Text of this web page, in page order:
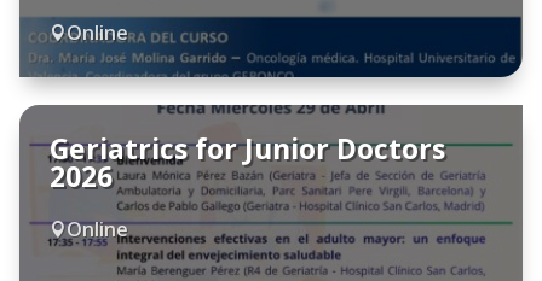
Online
Geriatrics for Junior Doctors
2026
Online